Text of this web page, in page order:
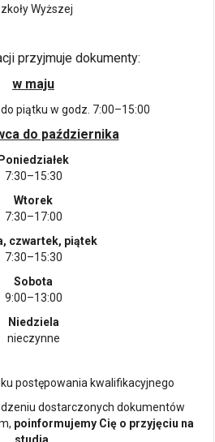
Wyższej
przyjmuje dokumenty:
w maju
piątku w godz. 7:00–15:00
do października
Poniedziałek
7:30–15:30
Wtorek
7:30–17:00
czwartek, piątek
7:30–15:30
Sobota
9:00–13:00
Niedziela
nieczynne
postępowania kwalifikacyjnego
dostarczonych dokumentów
poinformujemy Cię o przyjęciu na